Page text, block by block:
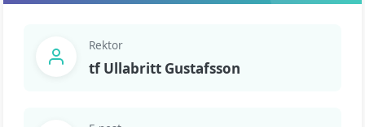
Rektor
tf Ullabritt Gustafsson